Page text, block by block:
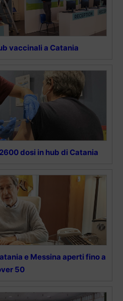
vaccinali a Catania
dosi in hub di Catania
e Messina aperti fino a
50